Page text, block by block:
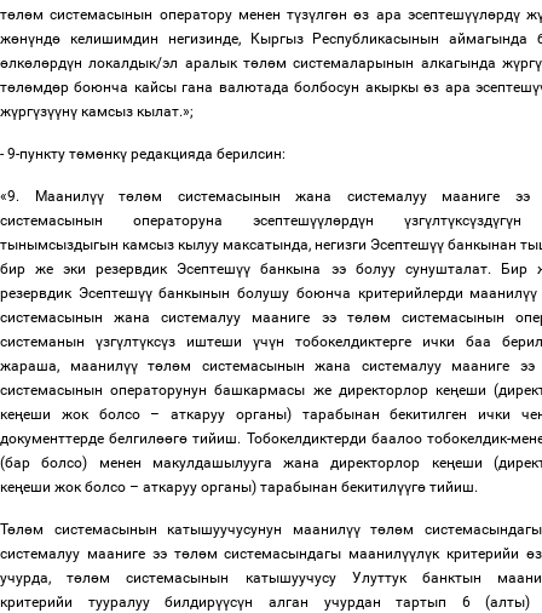
төлөм системасынын оператору менен түзүлгөнөз ара эсептешүүлөрдүж
жөнүндө келишимдин негизинде, Кыргыз Республикасынын аймагында
өлкөлөрдүн локалдык/эл аралык төлөм системаларынын алкагында жүргү
төлөмдөр боюнча кайсы гана валютада болбосун акыркыөз ара эсептеш
жүргүзүүнү камсыз кылат.»;
- 9-пункту төмөнкү редакцияда берилсин:
«9. Маанилүүтөлөм системасынын жана системалуу мааниге ээ
системасынын операторуна эсептешүүлөрдүн үзгүлтүксүздүгүн
тынымсыздыгын камсыз кылуу максатында, негизги Эсептешүү банкынан
бир же эки резервдик Эсептешүү банкына ээ болуу сунушталат. Бир
резервдик Эсептешүүбанкынын болушу боюнча критерийлерди маанилүү
системасынын жана системалуу мааниге ээ төлөм системасынын
системанын үзгүлтүксүз иштеши үчүн тобокелдиктерге ички баа
жараша, маанилүүтөлөм системасынын жана системалуу мааниге ээ
системасынын операторунун башкармасы же директорлор кеңеши
кеңеши жок болсо – аткаруу органы) тарабынан бекитилген ички
документтерде белгилөөгө тийиш. Тобокелдиктерди баалоо тобокелдик-
(бар болсо) менен макулдашылууга жана директорлор кеңеши
кеңеши жок болсо – аткаруу органы) тарабынан бекитилүүгө тийиш.
Төлөм системасынын катышуучусунун маанилүүтөлөм
системалуу мааниге ээ төлөм системасындагы маанилүүлүк критерийиө
учурда, төлөм системасынын катышуучусу Улуттук банктын
критерийи тууралуу билдирүүсүн алган учурдан тартып 6 (алты)